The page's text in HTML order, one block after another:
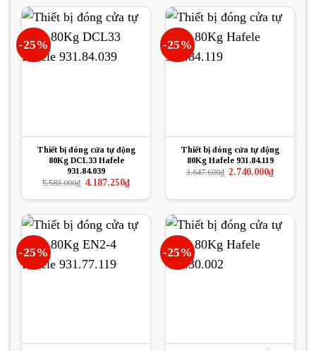
2.640.750₫.
4.929.750₫.
-25%
Thiết bị đóng cửa tự động
80Kg DCL33 Hafele
931.84.039
5.583.000₫ Giá
là:
4.187.250₫Giá
hiện
tại
4.187.250₫.
-25%
Thiết bị đóng cửa tự động
80Kg Hafele 931.84.119
3.647.600₫ Giá
2.740.000₫Giá
hiện
-25% -25%